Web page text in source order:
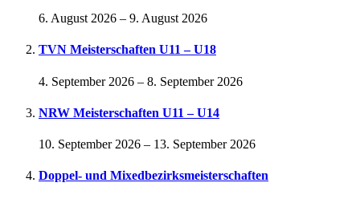
6. August 2026 – 9. August 2026
TVN Meisterschaften U11 – U18
4. September 2026 – 8. September 2026
NRW Meisterschaften U11 – U14
10. September 2026 – 13. September 2026
Doppel- und Mixedbezirksmeisterschaften